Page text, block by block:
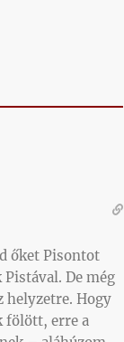
őket Pisontot
De még
helyzetre. Hogy
fölött, erre a